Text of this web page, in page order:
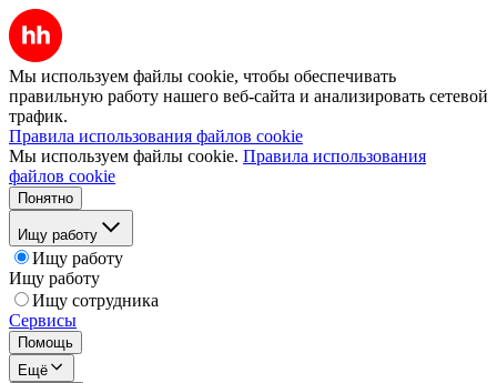
Мы используем файлы cookie, чтобы обеспечивать
правильную работу нашего веб-сайта и анализировать сетевой
трафик.
Правила использования файлов cookie
Мы используем файлы cookie. Правила использования
файлов cookie
Понятно
Ищу работу
Ищу работу
Ищу работу
Ищу сотрудника
Сервисы
Помощь
Ещё